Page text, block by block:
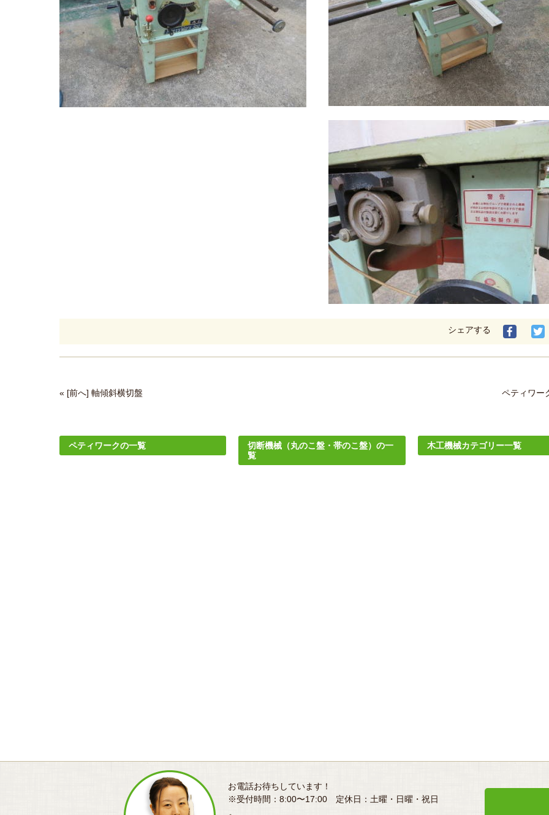
シェアする
« [前へ] 軸傾斜横切盤 ペティワー
ペティワークの一覧
切断機械（丸のこ盤・帯のこ盤）の一
覧
木工機械カテゴリー一覧
お電話お待ちしています！
※受付時間：8:00〜17:00 定休日：土曜・日曜・祝日